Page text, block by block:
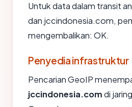
Untuk data dalam transit
dan jccindonesia.com,
mengembalikan: OK.
Penyedia infrastruktur
Pencarian GeoIP
jccindonesia.comdi